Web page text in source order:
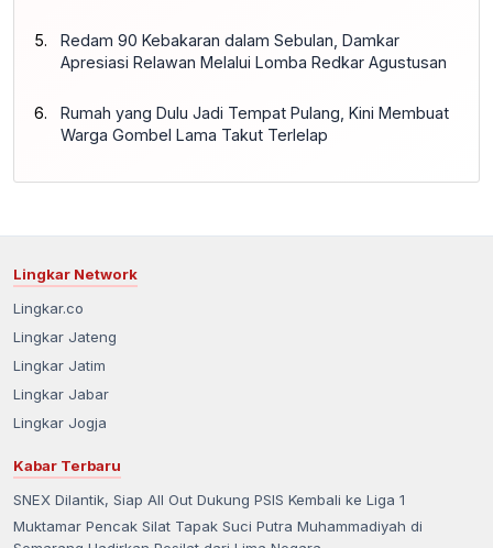
Redam 90 Kebakaran dalam Sebulan, Damkar
Apresiasi Relawan Melalui Lomba Redkar Agustusan
Rumah yang Dulu Jadi Tempat Pulang, Kini Membuat
Warga Gombel Lama Takut Terlelap
Lingkar Network
Lingkar.co
Lingkar Jateng
Lingkar Jatim
Lingkar Jabar
Lingkar Jogja
Kabar Terbaru
SNEX Dilantik, Siap All Out Dukung PSIS Kembali ke Liga 1
Muktamar Pencak Silat Tapak Suci Putra Muhammadiyah di